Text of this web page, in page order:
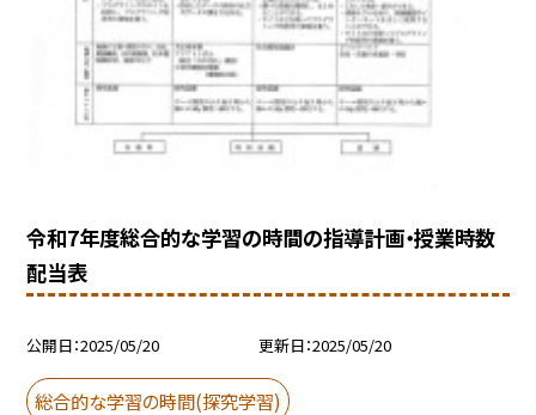
令和7年度総合的な学習の時間の指導計画・授業時数
配当表
公開日 2025/05/20 更新日 2025/05/20
総合的な学習の時間(探究学習)